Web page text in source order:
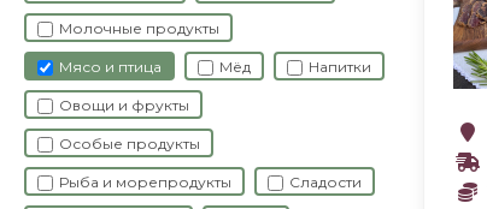
Молочные продукты
Мясо и птица Мёд Напитки
Овощи и фрукты
Особые продукты
Рыба и морепродукты Сладости